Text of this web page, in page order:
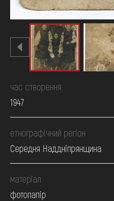
час створення
1947
етнографічний регіон
Середня Наддніпрянщина
матеріал
фотопапір